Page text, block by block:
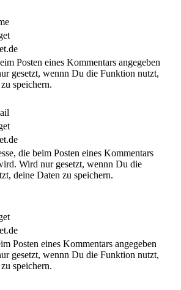
Posten eines Kommentars angegeben
gesetzt, wennn Du die Funktion nutzt,
speichern.
die beim Posten eines Kommentars
Wird nur gesetzt, wennn Du die
deine Daten zu speichern.
Posten eines Kommentars angegeben
gesetzt, wennn Du die Funktion nutzt,
speichern.